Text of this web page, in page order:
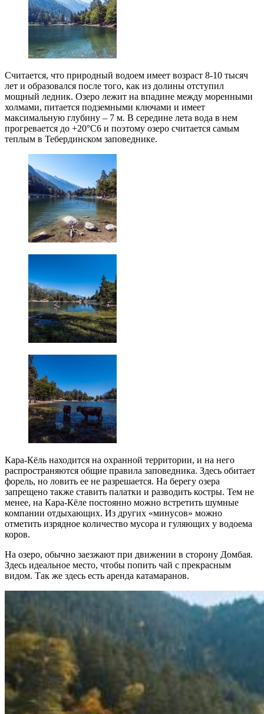
Считается, что природный водоем имеет возраст 8-10 тысяч
лет и образовался после того, как из долины отступил
мощный ледник. Озеро лежит на впадине между моренными
холмами, питается подземными ключами и имеет
максимальную глубину – 7 м. В середине лета вода в нем
прогревается до +20°С6 и поэтому озеро считается самым
теплым в Тебердинском заповеднике.
Кара-Кёль находится на охранной территории, и на него
распространяются общие правила заповедника. Здесь обитает
форель, но ловить ее не разрешается. На берегу озера
запрещено также ставить палатки и разводить костры. Тем не
менее, на Кара-Кёле постоянно можно встретить шумные
компании отдыхающих. Из других «минусов» можно
отметить изрядное количество мусора и гуляющих у водоема
коров.
На озеро, обычно заезжают при движении в сторону Домбая.
Здесь идеальное место, чтобы попить чай с прекрасным
видом. Так же здесь есть аренда катамаранов.